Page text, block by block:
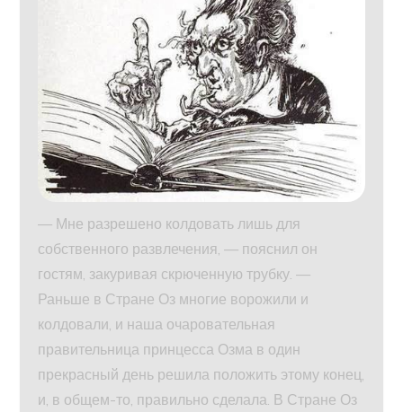
— Мне разрешено колдовать лишь для
собственного развлечения, — пояснил он
гостям, закуривая скрюченную трубку. —
Раньше в Стране Оз многие ворожили и
колдовали, и наша очаровательная
правительница принцесса Озма в один
прекрасный день решила положить этому конец,
и, в общем-то, правильно сделала. В Стране Оз